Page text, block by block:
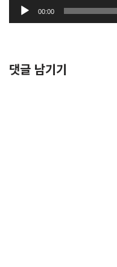
레
이
00:00
댓글 남기기